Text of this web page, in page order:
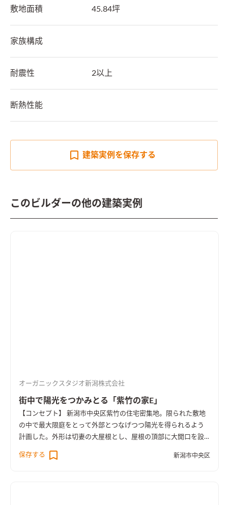
敷地面積 45.84坪
家族構成
耐震性 2以上
断熱性能
建築実例を保存する
このビルダーの他の建築実例
オーガニックスタジオ新潟株式会社
街中で陽光をつかみとる「紫竹の家E」
【コンセプト】 新潟市中央区紫竹の住宅密集地。限られた敷地
の中で最大限庭をとって外部とつなげつつ陽光を得られるよう
計画した。外形は切妻の大屋根とし、屋根の頂部に大開口を設
な外観を演出するとともに日射遮蔽の装置とした。 南側2階外壁
保存する 新潟市中央区